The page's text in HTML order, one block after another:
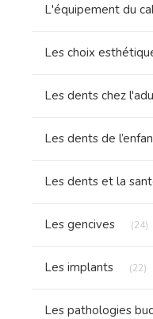
L'équipement du
Les choix
Les dents chez
Les dents de
Les dents et la
Les gencives (24)
Les implants (22)
Les pathologies